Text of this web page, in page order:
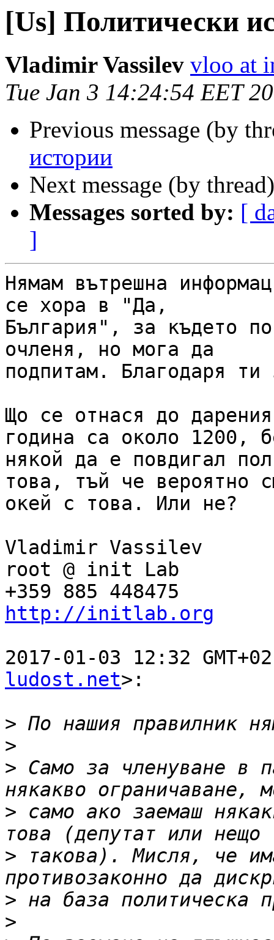
[Us] Политически
Vladimir Vassilev vloo at
Tue Jan 3 14:24:54 EET
Previous message (by
истории
Next message (by
Messages sorted by: [
]
Нямам вътрешна
се хора в "Да,
България", за където
очленя, но мога да
подпитам. Благодаря
Що се отнася до
година са около 1200,
някой да е повдигал
това, тъй че вероятно
окей с това. Или не?
Vladimir Vassilev
root @ init Lab
http://initlab.org
2017-01-03 12:32
ludost.net>:
>
>
> Само за членуване в
> само ако заемаш
> такова). Мисля, че
>
>